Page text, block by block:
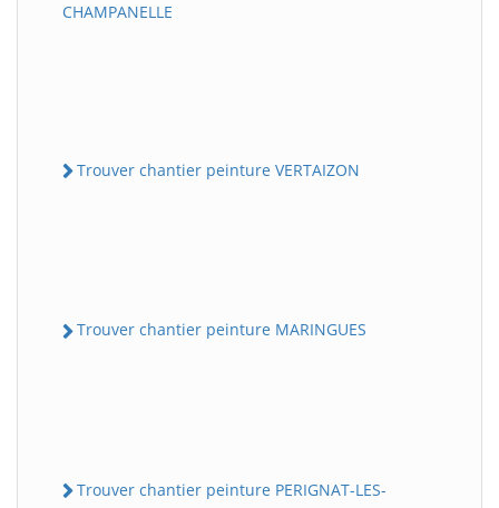
CHAMPANELLE
Trouver chantier peinture VERTAIZON
Trouver chantier peinture MARINGUES
Trouver chantier peinture PERIGNAT-LES-